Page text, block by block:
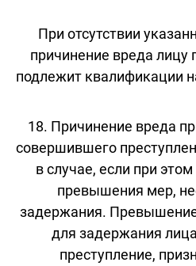
При отсутствии
причинение вреда лицу
подлежит квалификации
18. Причинение вреда
совершившего
в случае, если при
превышения мер,
задержания.
для задержания
преступление,